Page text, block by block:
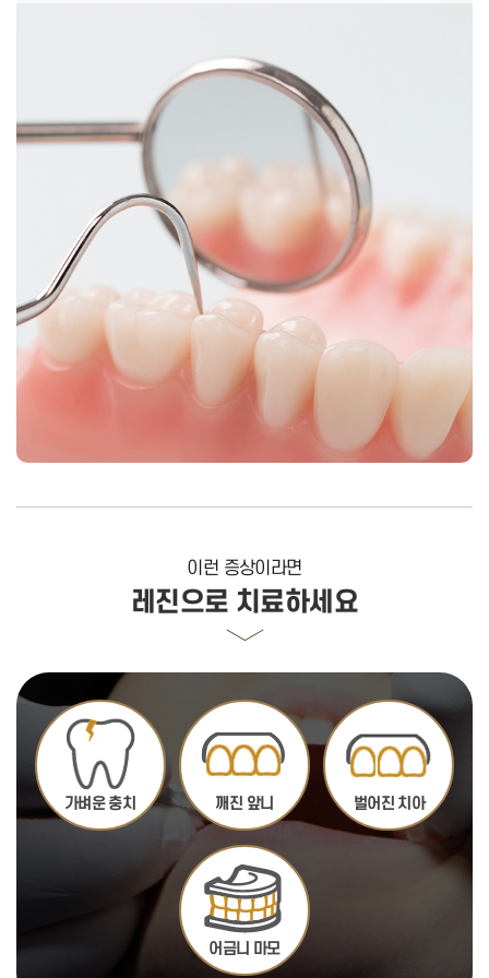
이런 증상이라면
레진으로 치료하세요
가벼운 충치 깨진 앞니 벌어진 치아
어금니 마모